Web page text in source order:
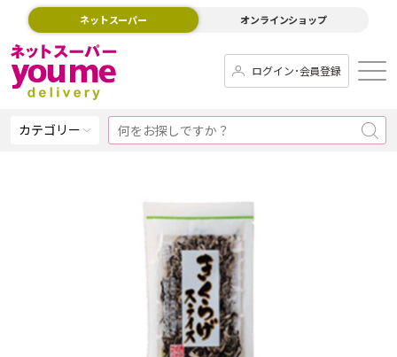
ネットスーパー オンラインショップ
ログイン･会員登録
カテゴリー